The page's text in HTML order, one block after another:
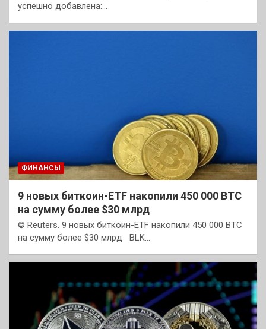
успешно добавлена:…
ФИНАНСЫ
9 новых биткоин-ETF накопили 450 000 BTC
на сумму более $30 млрд
© Reuters. 9 новых биткоин-ETF накопили 450 000 BTC
на сумму более $30 млрд BLK…